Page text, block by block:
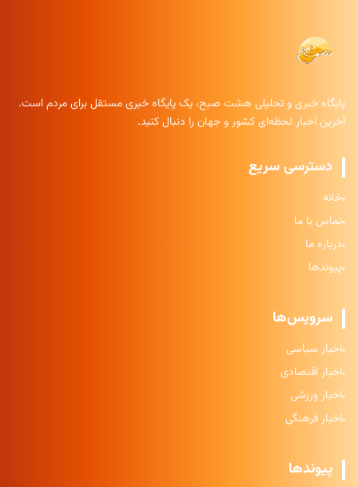
پایگاه خبری و تحلیلی هشت صبح، یک پایگاه خبری مستقل برای مردم است.
آخرین اخبار لحظه‌ای کشور و جهان را دنبال کنید.
دسترسی سریع
خانه
تماس با ما
درباره ما
پیوندها
سرویس‌ها
اخبار سیاسی
اخبار اقتصادی
اخبار ورزشی
اخبار فرهنگی
پیوندها